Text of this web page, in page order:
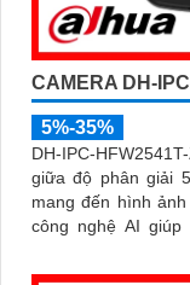
CAMERA DH-
5%-35%
DH-IPC-
giữa độ phân giải
mang đến hình ảnh
công nghệ AI giúp